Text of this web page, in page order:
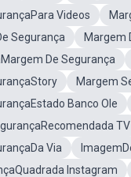
Videos
Segurança
Margem
De Segurança
Margem
Banco Ole
TV
Via
Instagram